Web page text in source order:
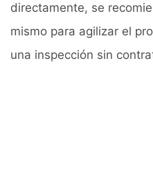
directamente, se
mismo para agilizar el
una inspección sin